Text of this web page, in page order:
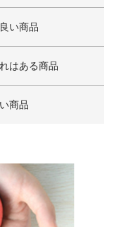
い商品
はある商品
商品